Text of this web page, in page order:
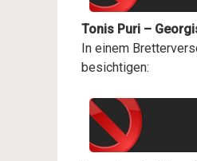
Tonis Puri –
In einem
besichtigen: